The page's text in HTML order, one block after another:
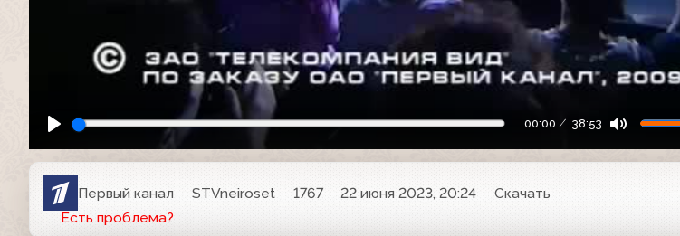
00:00 38:53
Первый канал STVneiroset 1767 22 июня 2023, 20:24
Скачать
Есть проблема?